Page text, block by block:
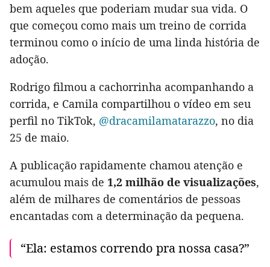
bem aqueles que poderiam mudar sua vida. O
que começou como mais um treino de corrida
terminou como o início de uma linda história de
adoção.
Rodrigo filmou a cachorrinha acompanhando a
corrida, e Camila compartilhou o vídeo em seu
perfil no TikTok, @dracamilamatarazzo, no dia
25 de maio.
A publicação rapidamente chamou atenção e
acumulou mais de 1,2 milhão de visualizações,
além de milhares de comentários de pessoas
encantadas com a determinação da pequena.
“Ela: estamos correndo pra nossa casa?”